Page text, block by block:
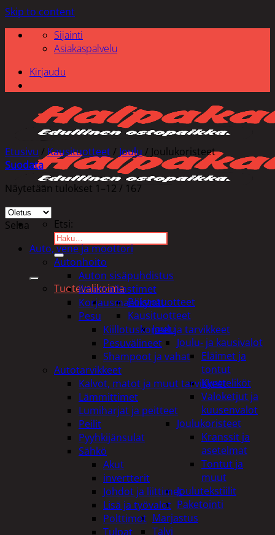
Skip to content
Sijainti
Asiakaspalvelu
Kirjaudu
Etsi:
Tuotevalikoima
Poistotuotteet
Kausituotteet
Joulu
Joulu- ja kausivalot
Eläimet ja
tontut
Kyntteliköt
Valoketjut ja
kuusenvalot
Joulukoristeet
Kranssit ja
asetelmat
Tontut ja
muut
Joulutekstiilit
Paketointi
Marjastus
Talvi
Etusivu / Kausituotteet / Joulu / Joulukoristeet
Suodata
Näytetään tulokset 1–12 / 167
Selaa
Auto, vene ja moottori
Autonhoito
Auton sisäpuhdistus
ilmanraikastimet
Korjausmaalikynät
Pesu
Kiillotuskoneet ja tarvikkeet
Pesuvälineet
Shampoot ja vahat
Autotarvikkeet
Kalvot, matot ja muut tarvikkeet
Lämmittimet
Lumiharjat ja peitteet
Peilit
Pyyhkijänsulat
Sähkö
Akut
invertterit
Johdot ja liittimet
Lisä ja työvalot
Polttimot
Tulpat